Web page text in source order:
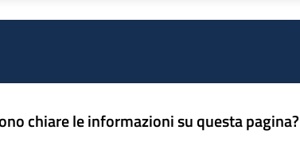
chiare le informazioni su questa pagina?